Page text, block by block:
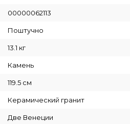
00000062113
Поштучно
13.1 кг
Камень
119.5 см
Керамический гранит
Две Венеции